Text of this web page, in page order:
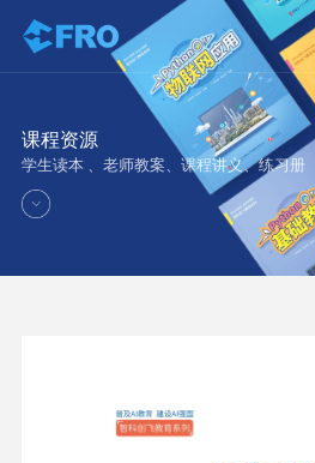
课程资源
学生读本 、老师教案、课程讲义、练习册